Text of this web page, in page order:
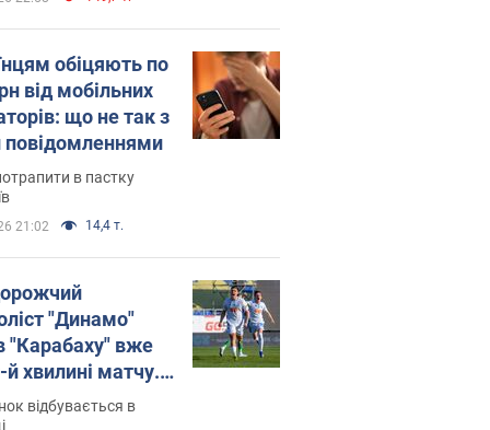
обіцяють по
від мобільних
що не так з
в пастку
21:02 14,4 т.
"Динамо"
"Карабаху" вже
й хвилині матчу.
відбувається в